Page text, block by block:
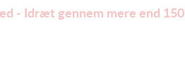
- Idræt gennem mere end